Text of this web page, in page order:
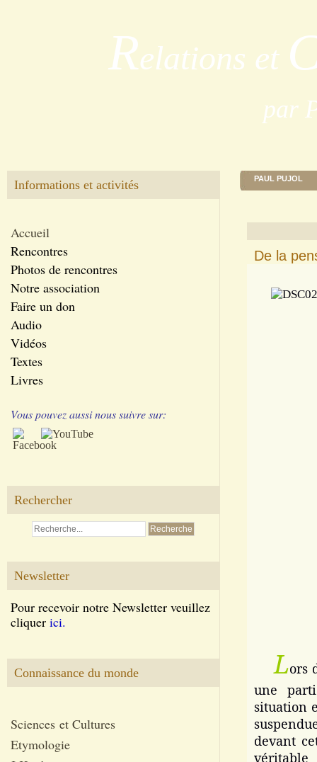
Relations et
par
Informations et activités
Accueil
Rencontres
Photos de rencontres
Notre association
Faire un don
Audio
Vidéos
Textes
Livres
Vous pouvez aussi nous suivre sur:
Rechercher
Newsletter
Pour recevoir notre Newsletter veuillez
cliquer ici.
Connaissance du monde
Sciences et Cultures
Etymologie
PAUL PUJOL
De la
Lors
une
situation
devant
véritable